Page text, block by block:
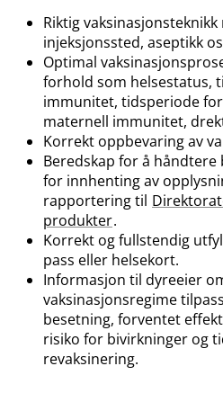
Riktig
injeksjonssted, aseptikk
Optimal
forhold som helsestatus,
immunitet, tidsperiode
maternell immunitet,
Korrekt oppbevaring av
Beredskap for å
for innhenting av
rapportering til
produkter.
Korrekt og fullstendig
pass eller helsekort.
Informasjon til dyreeier
vaksinasjonsregime
besetning, forventet
risiko for bivirkninger og
revaksinering.